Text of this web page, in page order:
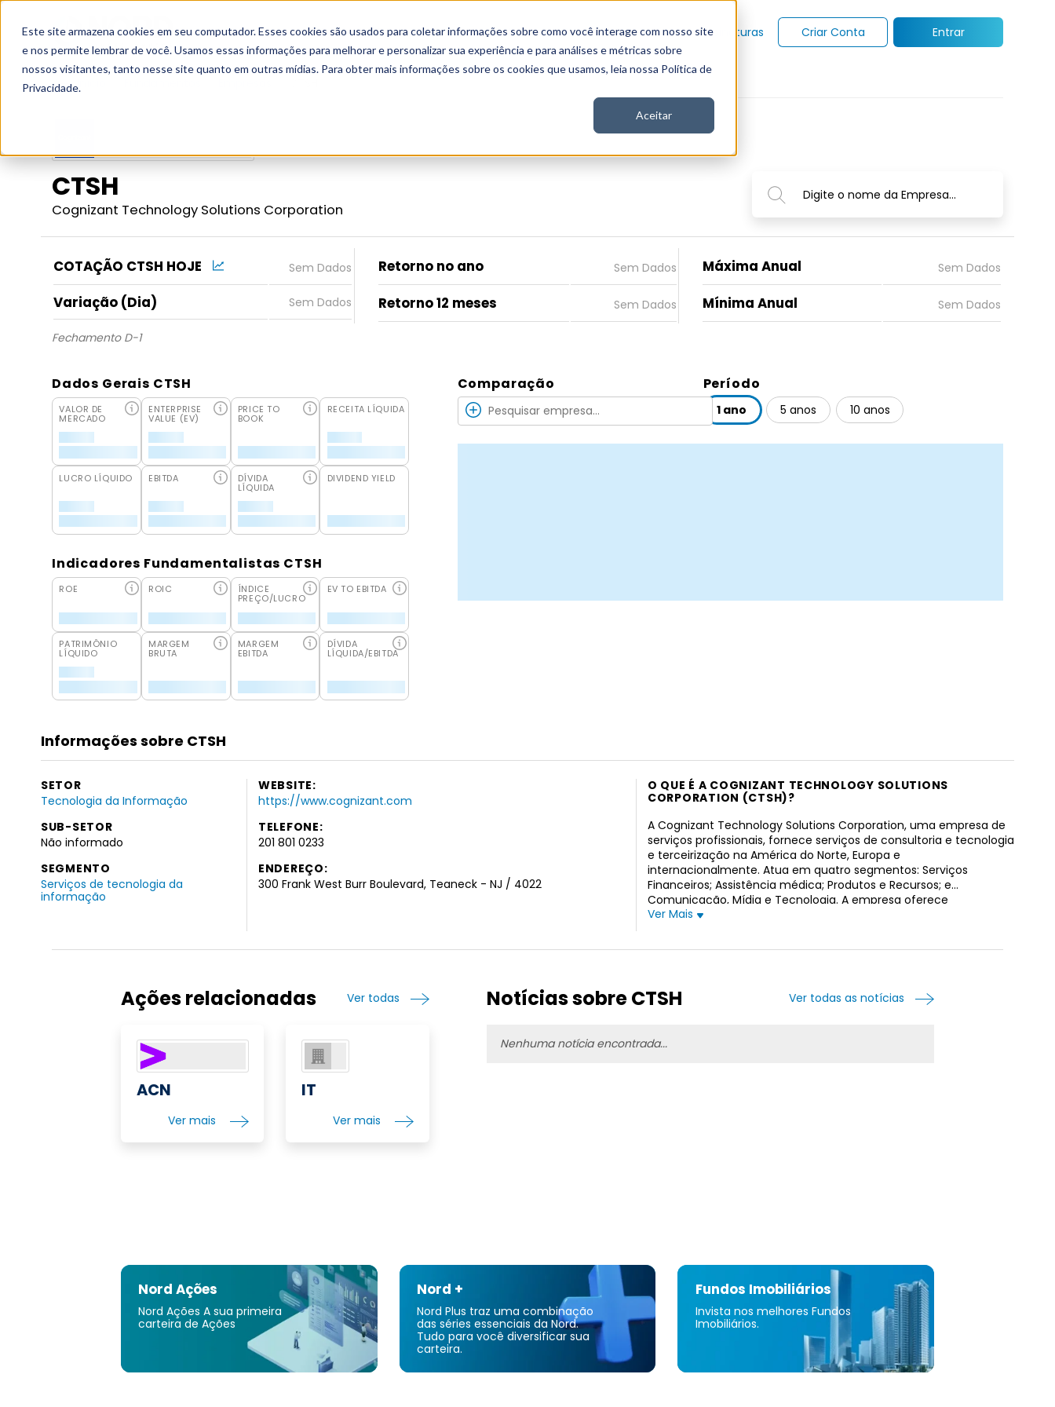
Este site armazena cookies em seu computador. Esses cookies são usados para coletar informações sobre como você interage com nosso site
e nos permite lembrar de você. Usamos essas informações para melhorar e personalizar sua experiência e para análises e métricas sobre
nossos visitantes, tanto nesse site quanto em outras mídias. Para obter mais informações sobre os cookies que usamos, leia nossa Política de
Privacidade.
Aceitar
Grupo Nord Seja Nord Gratuito Analítica Notícias Assinaturas Criar Conta Entrar
CTSH
Cognizant Technology Solutions Corporation
Digite o nome da Empresa...
COTAÇÃO CTSH HOJE
Variação (Dia)
Retorno no ano
Retorno 12 meses
Máxima Anual
Mínima Anual
Fechamento D-1
Dados Gerais CTSH
VALOR DE
MERCADO
ENTERPRISE
VALUE (EV)
PRICE TO
BOOK
RECEITA LÍQUIDA
LUCRO LÍQUIDO EBITDA DÍVIDA
LÍQUIDA
DIVIDEND YIELD
Indicadores Fundamentalistas CTSH
ROE ROIC ÍNDICE
PREÇO/LUCRO
EV TO EBITDA
PATRIMÔNIO
LÍQUIDO
MARGEM
BRUTA
MARGEM
EBITDA
DÍVIDA
LÍQUIDA/EBITDA
Comparação Período
1 ano 5 anos 10 anos
Informações sobre CTSH
SETOR
Tecnologia da Informação
SUB-SETOR
Não informado
SEGMENTO
Serviços de tecnologia da
informação
WEBSITE:
https://www.cognizant.com
TELEFONE:
201 801 0233
ENDEREÇO:
300 Frank West Burr Boulevard, Teaneck - NJ / 4022
O QUE É A COGNIZANT TECHNOLOGY SOLUTIONS
CORPORATION (CTSH)?
A Cognizant Technology Solutions Corporation, uma empresa de
serviços profissionais, fornece serviços de consultoria e tecnologia
e terceirização na América do Norte, Europa e
internacionalmente. Atua em quatro segmentos: Serviços
Financeiros; Assistência médica; Produtos e Recursos; e
Comunicação, Mídia e Tecnologia. A empresa oferece
aprimoramento da experiência do cliente, automação de
integrada, omnicanal e centrada no paciente; e serviços que
impulsionam melhorias operacionais em áreas, como
cobrança para provedores e pagadores de assistência médica e
Ver Mais
Ações relacionadas Ver todas
ACN
Ver mais
IT
Ver mais
Notícias sobre CTSH Ver todas as notícias
Nenhuma notícia encontrada...
Nord Ações
Nord Ações A sua primeira
carteira de Ações
Nord +
Nord Plus traz uma combinação
das séries essenciais da Nord.
Tudo para você diversificar sua
carteira.
Fundos Imobiliários
Invista nos melhores Fundos
Imobiliários.